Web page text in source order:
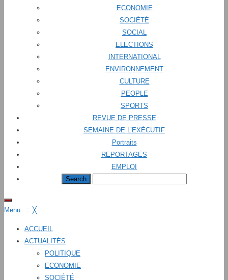
ECONOMIE
SOCIÉTÉ
SOCIAL
ELECTIONS
INTERNATIONAL
ENVIRONNEMENT
CULTURE
PEOPLE
SPORTS
REVUE DE PRESSE
SEMAINE DE L’EXÉCUTIF
Portraits
REPORTAGES
EMPLOI
Menu ≡ ╳
ACCUEIL
ACTUALITÉS
POLITIQUE
ECONOMIE
SOCIÉTÉ